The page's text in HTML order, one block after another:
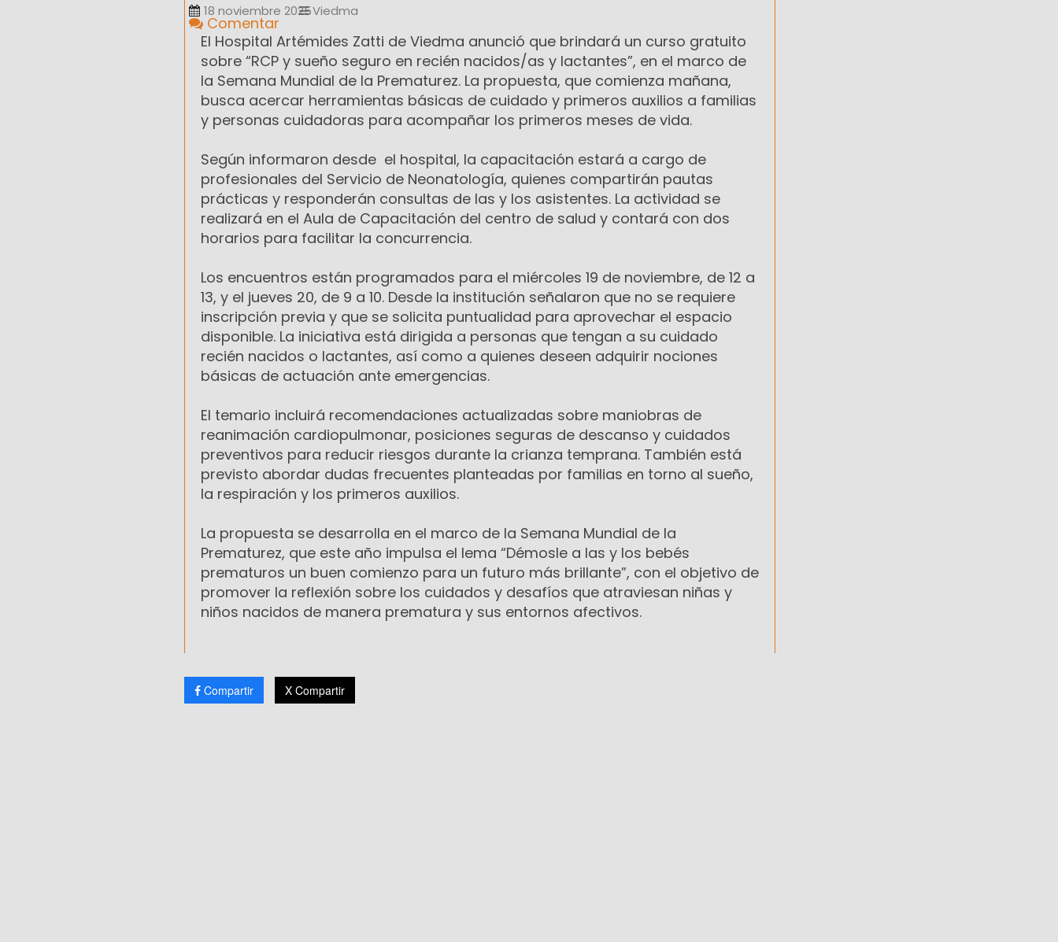
18 noviembre 2025Viedma
Comentar
El Hospital Artémides Zatti de Viedma anunció que brindará un curso gratuito
sobre “RCP y sueño seguro en recién nacidos/as y lactantes”, en el marco de
la Semana Mundial de la Prematurez. La propuesta, que comienza mañana,
busca acercar herramientas básicas de cuidado y primeros auxilios a familias
y personas cuidadoras para acompañar los primeros meses de vida.
Según informaron desde el hospital, la capacitación estará a cargo de
profesionales del Servicio de Neonatología, quienes compartirán pautas
prácticas y responderán consultas de las y los asistentes. La actividad se
realizará en el Aula de Capacitación del centro de salud y contará con dos
horarios para facilitar la concurrencia.
Los encuentros están programados para el miércoles 19 de noviembre, de 12 a
13, y el jueves 20, de 9 a 10. Desde la institución señalaron que no se requiere
inscripción previa y que se solicita puntualidad para aprovechar el espacio
disponible. La iniciativa está dirigida a personas que tengan a su cuidado
recién nacidos o lactantes, así como a quienes deseen adquirir nociones
básicas de actuación ante emergencias.
El temario incluirá recomendaciones actualizadas sobre maniobras de
reanimación cardiopulmonar, posiciones seguras de descanso y cuidados
preventivos para reducir riesgos durante la crianza temprana. También está
previsto abordar dudas frecuentes planteadas por familias en torno al sueño,
la respiración y los primeros auxilios.
La propuesta se desarrolla en el marco de la Semana Mundial de la
Prematurez, que este año impulsa el lema “Démosle a las y los bebés
prematuros un buen comienzo para un futuro más brillante”, con el objetivo de
promover la reflexión sobre los cuidados y desafíos que atraviesan niñas y
niños nacidos de manera prematura y sus entornos afectivos.
Compartir X Compartir